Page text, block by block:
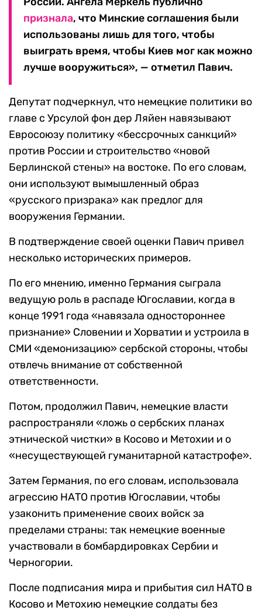
признала, что Минские соглашения были
использованы лишь для того, чтобы
выиграть время, чтобы Киев мог как можно
лучше вооружиться», — отметил Павич.
Депутат подчеркнул, что немецкие политики во
главе с Урсулой фон дер Ляйен навязывают
Евросоюзу политику «бессрочных санкций»
против России и строительство «новой
Берлинской стены» на востоке. По его словам,
они используют вымышленный образ
«русского призрака» как предлог для
вооружения Германии.
В подтверждение своей оценки Павич привел
несколько исторических примеров.
По его мнению, именно Германия сыграла
ведущую роль в распаде Югославии, когда в
конце 1991 года «навязала одностороннее
признание» Словении и Хорватии и устроила в
СМИ «демонизацию» сербской стороны, чтобы
отвлечь внимание от собственной
ответственности.
Потом, продолжил Павич, немецкие власти
распространяли «ложь о сербских планах
этнической чистки» в Косово и Метохии и о
«несуществующей гуманитарной катастрофе».
Затем Германия, по его словам, использовала
агрессию НАТО против Югославии, чтобы
узаконить применение своих войск за
пределами страны: так немецкие военные
участвовали в бомбардировках Сербии и
Черногории.
После подписания мира и прибытия сил НАТО в
Косово и Метохию немецкие солдаты без